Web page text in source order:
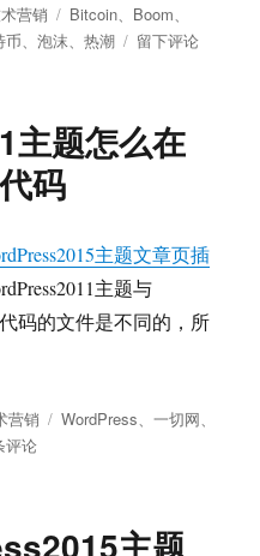
营销
标
签
Bitcoin、 Boom、
币、泡沫、热潮
于
In
Code
全
文
翻
译）
留下评论
题怎么在
码
主题文章页插
主题与
码的文件是不同的，所
主题怎么在文
营销
标
WordPress、一切网、
评论